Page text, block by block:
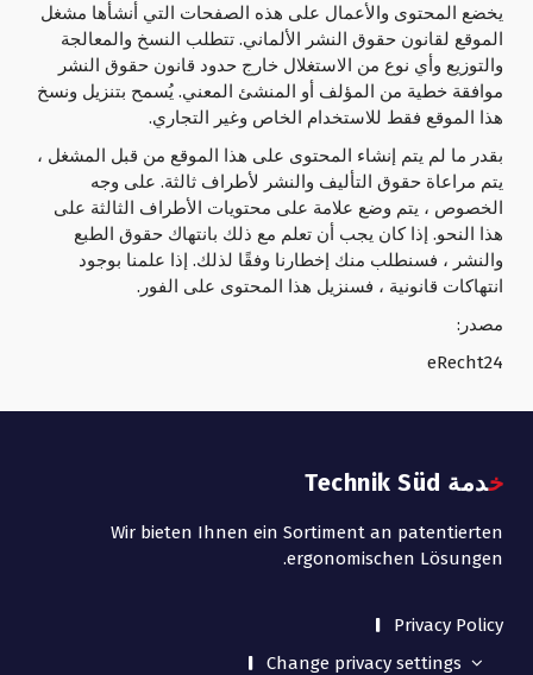
يخضع المحتوى والأعمال على هذه الصفحات التي أنشأها مشغل
الموقع لقانون حقوق النشر الألماني. تتطلب النسخ والمعالجة
والتوزيع وأي نوع من الاستغلال خارج حدود قانون حقوق النشر
موافقة خطية من المؤلف أو المنشئ المعني. يُسمح بتنزيل ونسخ
هذا الموقع فقط للاستخدام الخاص وغير التجاري.
بقدر ما لم يتم إنشاء المحتوى على هذا الموقع من قبل المشغل ،
يتم مراعاة حقوق التأليف والنشر لأطراف ثالثة. على وجه
الخصوص ، يتم وضع علامة على محتويات الأطراف الثالثة على
هذا النحو. إذا كان يجب أن تعلم مع ذلك بانتهاك حقوق الطبع
والنشر ، فسنطلب منك إخطارنا وفقًا لذلك. إذا علمنا بوجود
انتهاكات قانونية ، فسنزيل هذا المحتوى على الفور.
مصدر:
eRecht24
خدمة Technik Süd
Wir bieten Ihnen ein Sortiment an patentierten
ergonomischen Lösungen.
Privacy Policy
Change privacy settings